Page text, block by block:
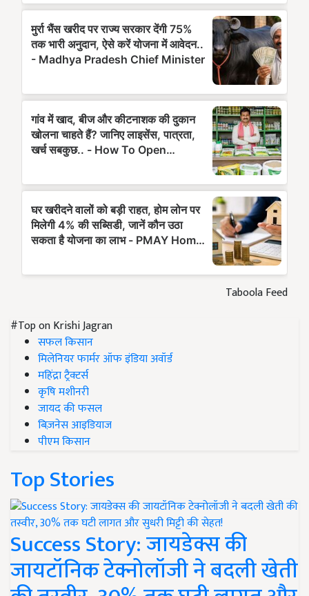
Taboola Feed
#Top on Krishi Jagran
सफल किसान
मिलेनियर फार्मर ऑफ इंडिया अवॉर्ड
महिंद्रा ट्रैक्टर्स
कृषि मशीनरी
जायद की फसल
बिज़नेस आइडियाज
पीएम किसान
Top Stories
Success Story: जायडेक्स की
जायटॉनिक टेक्नोलॉजी ने बदली खेती